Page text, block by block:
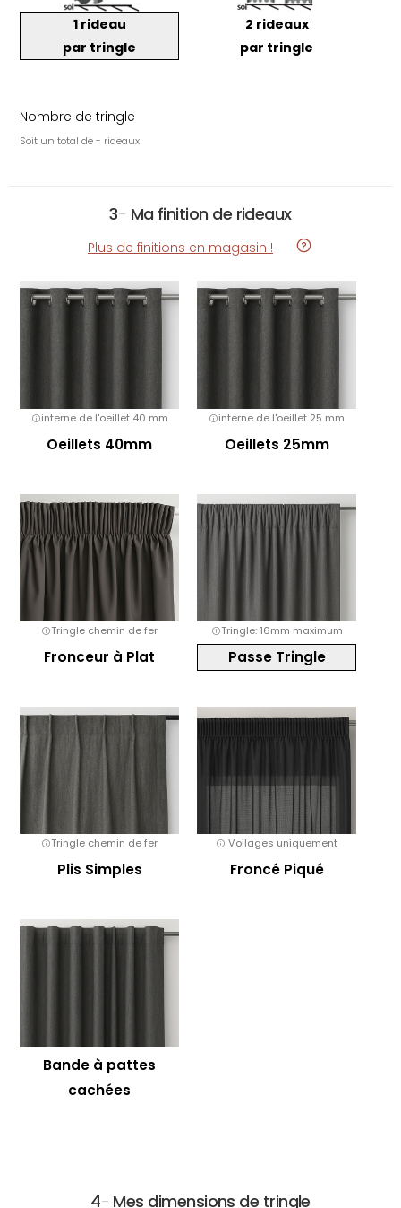
1 rideau
par tringle
2 rideaux
par tringle
Nombre de tringle
Soit un total de - rideaux
3- Ma finition de rideaux
Plus de finitions en magasin !
interne de l'oeillet 40 mm
Oeillets 40mm
interne de l'oeillet 25 mm
Oeillets 25mm
Tringle chemin de fer
Fronceur à Plat
Tringle: 16mm maximum
Passe Tringle
Tringle chemin de fer
Plis Simples
Voilages uniquement
Froncé Piqué
Bande à pattes
cachées
4- Mes dimensions de tringle